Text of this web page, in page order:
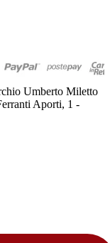
Umberto Miletto
Aporti, 1 -